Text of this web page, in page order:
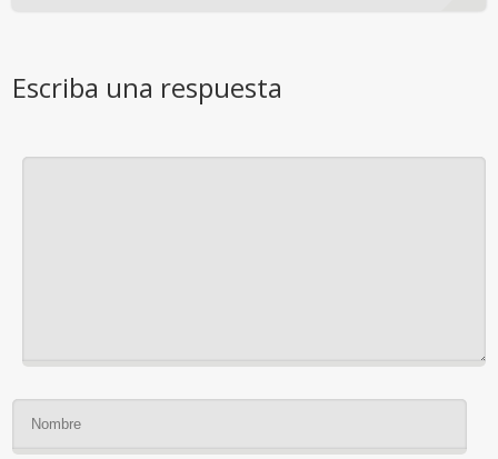
Escriba una respuesta